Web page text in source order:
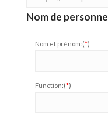
Nom de personne
Nom et prénom:(*)
Function:(*)